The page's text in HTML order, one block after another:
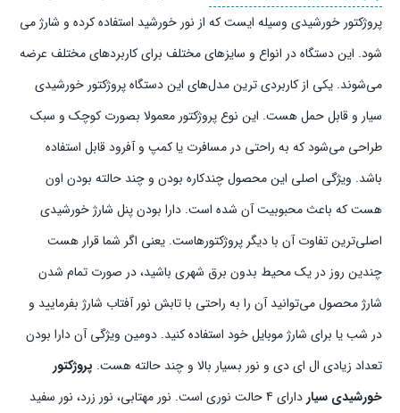
پروژکتور خورشیدی وسیله ایست که از نور خورشید استفاده کرده و شارژ می
شود. این دستگاه در انواع و سایزهای مختلف برای کاربردهای مختلف عرضه
می‌شوند. یکی از کاربردی ترین مدل‌های این دستگاه پروژکتور خورشیدی
سیار و قابل حمل هست. این نوع پروژکتور معمولا بصورت کوچک و سبک
طراحی می‌شود که به راحتی در مسافرت یا کمپ و آفرود قابل استفاده
باشد. ویژگی اصلی این محصول چندکاره بودن و چند حالته بودن اون
هست که باعث محبوبیت آن شده است. دارا بودن پنل شارژ خورشیدی
اصلی‌ترین تفاوت‌ آن با دیگر پروژکتورهاست. یعنی اگر شما قرار هست
چندین روز در یک محیط بدون برق شهری باشید،‌ در صورت تمام شدن
شارژ محصول می‌توانید آن را به راحتی با تابش نور آفتاب شارژ بفرمایید و
در شب یا برای شارژ موبایل خود استفاده کنید. دومین ویژگی آن دارا بودن
تعداد زیادی ال ای دی و نور بسیار بالا و چند حالته هست. پروژکتور
خورشیدی سیار
دارای 4 حالت نوری است. نور مهتابی،‌ نور زرد، نور سفید